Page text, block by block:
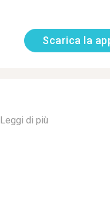
Scarica la
Leggi di più